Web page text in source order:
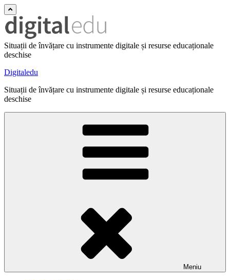
Situații de învățare cu instrumente digitale și resurse educaționale
deschise
Digitaledu
Situații de învățare cu instrumente digitale și resurse educaționale
deschise
Meniu